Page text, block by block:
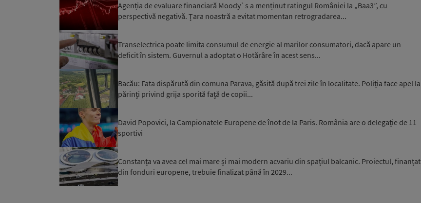
Agenția de evaluare financiară Moody`s a menținut ratingul României la „Baa3”, cu
perspectivă negativă. Țara noastră a evitat momentan retrogradarea...
Transelectrica poate limita consumul de energie al marilor consumatori, dacă apare un
deficit în sistem. Guvernul a adoptat o Hotărâre în acest sens...
Bacău: Fata dispărută din comuna Parava, găsită după trei zile în localitate. Poliția face apel la
părinți privind grija sporită față de copii...
David Popovici, la Campionatele Europene de înot de la Paris. România are o delegație de 11
sportivi
Constanța va avea cel mai mare și mai modern acvariu din spațiul balcanic. Proiectul, finanțat
din fonduri europene, trebuie finalizat până în 2029...